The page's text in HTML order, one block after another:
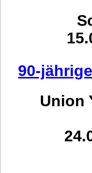
90-
Union